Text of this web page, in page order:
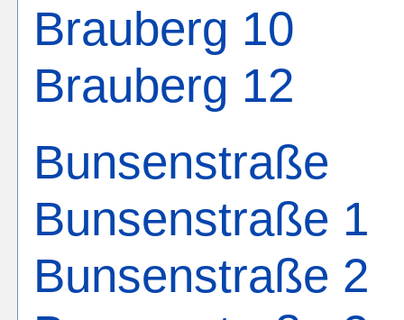
Brauberg 10
Brauberg 12
Bunsenstraße
Bunsenstraße 1
Bunsenstraße 2